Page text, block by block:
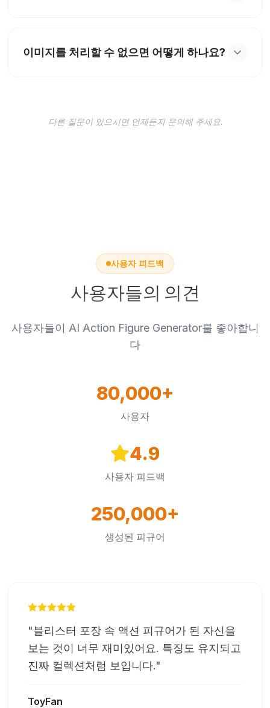
재미있는 편집이며 대체가 아닙니다.
이미지를 처리할 수 없으면 어떻게 하나요?
합니다.다른 질문이 있으시면 언제든지 문의해 주세요.
사용자 피드백
사용자들의 의견
사용자들이 AI Action Figure Generator를 좋아합니
다
80,000+
사용자
4.9
사용자 피드백
250,000+
생성된 피규어
"블리스터 포장 속 액션 피규어가 된 자신을
보는 것이 너무 재미있어요. 특징도 유지되고
진짜 컬렉션처럼 보입니다."
ToyFan